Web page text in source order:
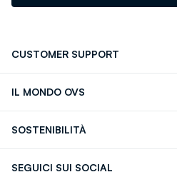
CUSTOMER SUPPORT
IL MONDO OVS
Giftcard
SOSTENIBILITÀ
SEGUICI SUI SOCIAL